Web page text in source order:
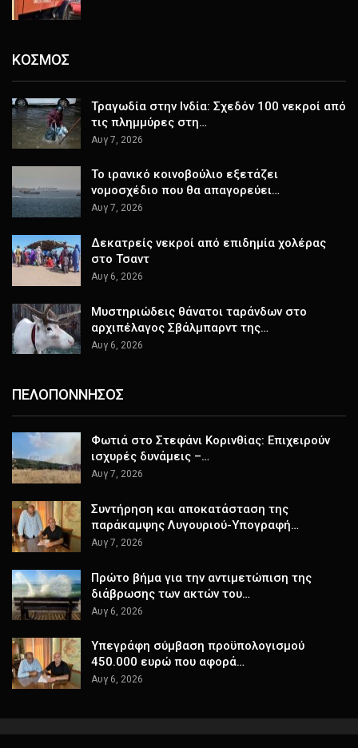
ΚΟΣΜΟΣ
Τραγωδία στην Ινδία: Σχεδόν 100 νεκροί από
τις πλημμύρες στη…
Αυγ 7, 2026
Το ιρανικό κοινοβούλιο εξετάζει
νομοσχέδιο που θα απαγορεύει…
Αυγ 7, 2026
Δεκατρείς νεκροί από επιδημία χολέρας
στο Τσαντ
Αυγ 6, 2026
Μυστηριώδεις θάνατοι ταράνδων στο
αρχιπέλαγος Σβάλμπαρντ της…
Αυγ 6, 2026
ΠΕΛΟΠΟΝΝΗΣΟΣ
Φωτιά στο Στεφάνι Κορινθίας: Επιχειρούν
ισχυρές δυνάμεις –…
Αυγ 7, 2026
Συντήρηση και αποκατάσταση της
παράκαμψης Λυγουριού-Υπογραφή…
Αυγ 7, 2026
Πρώτο βήμα για την αντιμετώπιση της
διάβρωσης των ακτών του…
Αυγ 6, 2026
Υπεγράφη σύμβαση προϋπολογισμού
450.000 ευρώ που αφορά…
Αυγ 6, 2026